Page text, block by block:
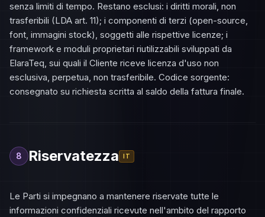
senza limiti di tempo. Restano esclusi: i diritti morali, non
trasferibili (LDA art. 11); i componenti di terzi (open-source,
font, immagini stock), soggetti alle rispettive licenze; i
framework e moduli proprietari riutilizzabili sviluppati da
ElaraTeq, sui quali il Cliente riceve licenza d'uso non
esclusiva, perpetua, non trasferibile. Codice sorgente:
consegnato su richiesta scritta al saldo della fattura finale.
8 Riservatezza IT
Le Parti si impegnano a mantenere riservate tutte le
informazioni confidenziali ricevute nell'ambito del rapporto